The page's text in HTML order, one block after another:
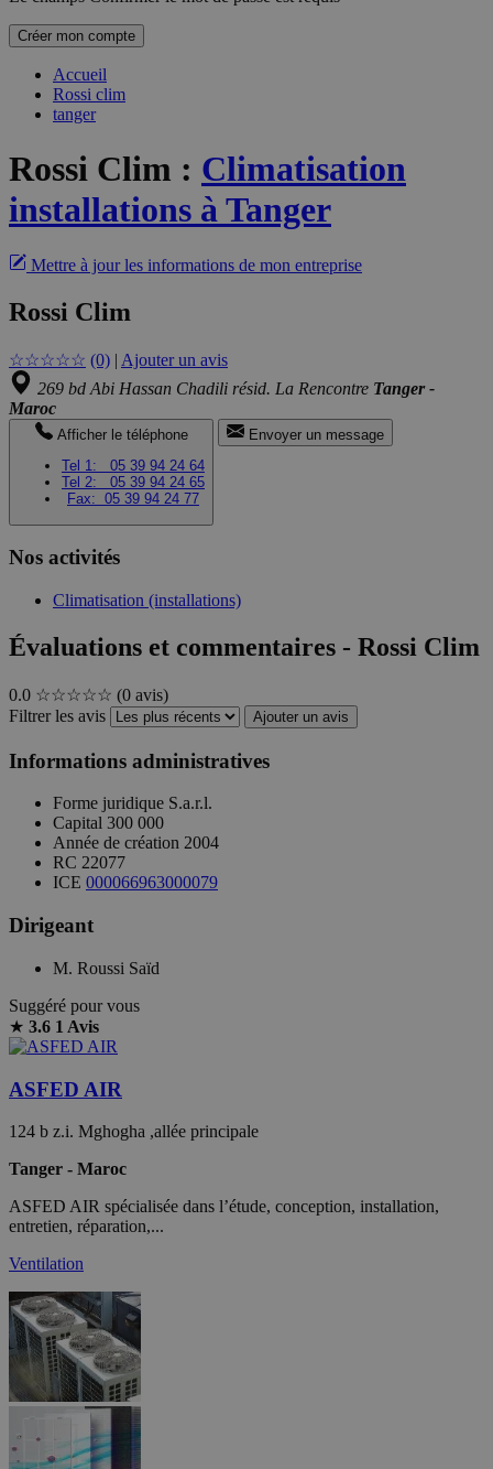
Créer mon compte
Accueil
Rossi clim
tanger
Rossi Clim : Climatisation
installations à Tanger
Mettre à jour les informations de mon entreprise
Rossi Clim
☆☆☆☆☆ (0) | Ajouter un avis
269 bd Abi Hassan Chadili résid. La Rencontre Tanger -
Maroc
Afficher le téléphone
Tel 1:
05 39 94 24 64
Tel 2:
05 39 94 24 65
Fax: 05 39 94 24 77
Envoyer un message
Nos activités
Climatisation (installations)
Évaluations et commentaires - Rossi Clim
0.0 ☆☆☆☆☆ (0 avis)
Filtrer les avis
Ajouter un avis
Informations administratives
Forme juridique S.a.r.l.
Capital 300 000
Année de création 2004
RC 22077
ICE 000066963000079
Dirigeant
M. Roussi Saïd
Suggéré pour vous
★ 3.6 1 Avis
ASFED AIR
124 b z.i. Mghogha ,allée principale
Tanger - Maroc
ASFED AIR spécialisée dans l’étude, conception, installation,
entretien, réparation,...
Ventilation